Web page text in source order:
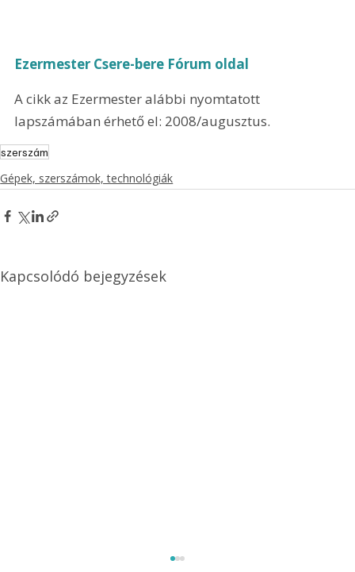
Ezermester Csere-bere Fórum oldal
A cikk az Ezermester alábbi nyomtatott
lapszámában érhető el: 2008/augusztus.
szerszám
Gépek, szerszámok, technológiák
Kapcsolódó bejegyzések